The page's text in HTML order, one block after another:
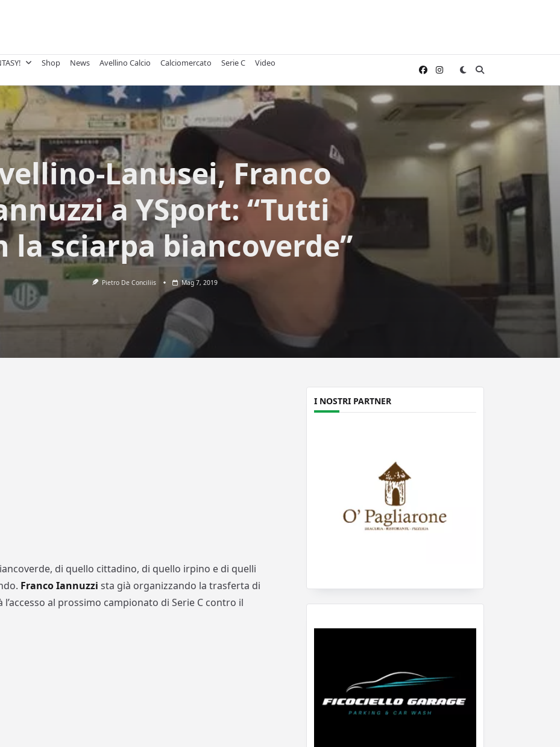
Shop News Avellino Calcio Calciomercato Serie C
Video
Lanusei, Franco
a YSport: “Tutti
la sciarpa biancoverde”
Pietro De Conciliis Mag 7, 2019
di quello cittadino, di quello irpino e di quelli
Franco Iannuzzi sta già organizzando la trasferta di
l’accesso al prossimo campionato di Serie C contro il
I NOSTRI PARTNER